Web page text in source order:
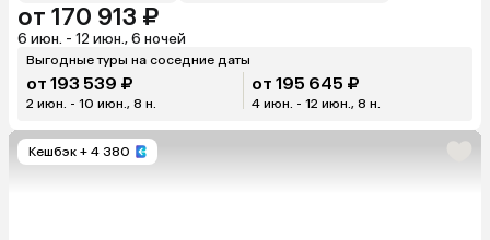
от 170 913 ₽
6 июн. - 12 июн., 6 ночей
Выгодные туры на соседние даты
от 193 539 ₽
2 июн. - 10 июн., 8 н.
от 195 645 ₽
4 июн. - 12 июн., 8 н.
Кешбэк + 4 380